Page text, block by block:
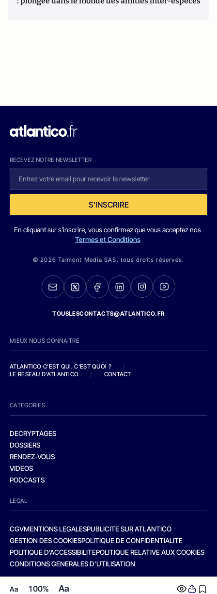
Aa 100% Aa
RECEVEZ NOTRE NEWSLETTER
S'INSCRIRE
En cliquant sur s'inscrire, vous confirmez que vous acceptez nos
Termes et Conditions
© 2026 Talmont Media SAS. tous droits réservés.
TOUSLESCONTACTS@ATLANTICO.FR
MIEUX NOUS CONNAITRE
ATLANTICO C'EST QUI, C'EST QUOI ?
/
LE RESEAU D'ATLANTICO
/ CONTACT
CATEGORIES
DECRYPTAGES
DOSSIERS
RENDEZ-VOUS
VIDEOS
PODCASTS
LEGAL
CGVMENTIONS LEGALESPUBLICITE SUR ATLANTICO
GESTION DES COOKIESPOLITIQUE DE CONFIDENTIALITE
POLITIQUE D’ACCESSIBILITEPOLITIQUE RELATIVE AUX COOKIES
CONDITIONS GENERALES D’UTILISATION